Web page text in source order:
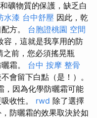
礦物質的保護，缺乏白
水漆 台中舒壓 因此，乾
方。 台胞證桃園 空間
容，這就是我享用的防
之前，您必須搖晃瓶
霜。 台中 按摩 整骨
會留下白點（是！）。
，因為化學防曬霜可能
收性。 rwd 除了選擇
防曬霜的效果取決於如